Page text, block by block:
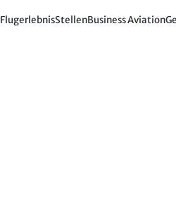
FlugerlebnisStellenBusiness Aviation